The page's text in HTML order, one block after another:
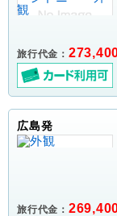
旅行代金：
広島発
旅行代金：